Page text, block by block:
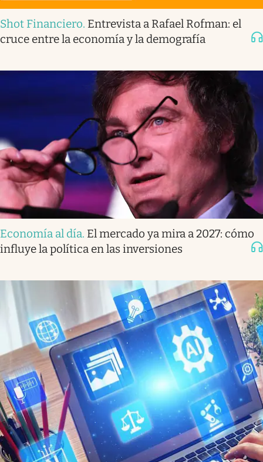
Shot Financiero. Entrevista a Rafael Rofman: el
cruce entre la economía y la demografía
Economía al día. El mercado ya mira a 2027: cómo
influye la política en las inversiones